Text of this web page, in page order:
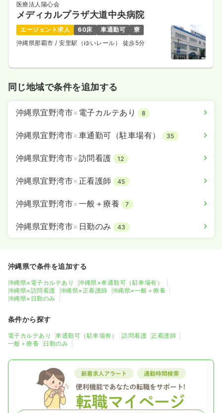
医療法人陽心会
メディカルプラザ大道中央病院
エージェント求人 60床 車通勤可
寮
沖縄県那覇市 / 安里駅（ゆいレール） 徒歩5分
同じ地域で条件を追加する
沖縄県宜野湾市× 電子カルテあり 8
沖縄県宜野湾市×車通勤可（駐車場有） 35
沖縄県宜野湾市×訪問看護 12
沖縄県宜野湾市× 正看護師 45
沖縄県宜野湾市×一般＋療養 7
沖縄県宜野湾市× 日勤のみ 43
沖縄県で条件を追加する
沖縄県×電子カルテあり
沖縄県×車通勤可（駐車場有）
沖縄県×訪問看護
沖縄県×正看護師
沖縄県×一般＋療養
沖縄県×日勤のみ
条件から探す
電子カルテあり 車通勤可（駐車場有） 訪問看護
正看護師
一般＋療養
日勤のみ